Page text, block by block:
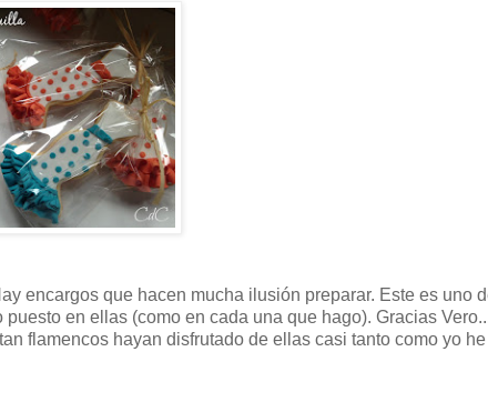
encargos que hacen mucha ilusión preparar. Este es uno
en ellas (como en cada una que hago). Gracias
flamencos hayan disfrutado de ellas casi tanto como yo he